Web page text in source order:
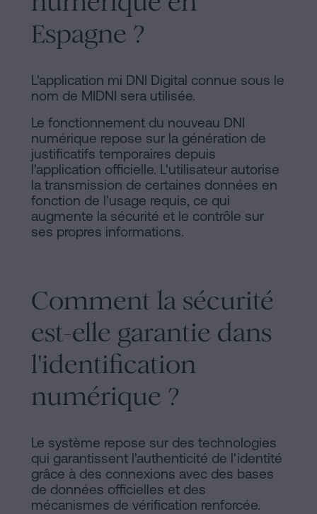
Espagne ?
L'application mi DNI Digital connue sous le
nom de MIDNI sera utilisée.
Le fonctionnement du nouveau DNI
numérique repose sur la génération de
justificatifs temporaires depuis
l'application officielle. L'utilisateur autorise
la transmission de certaines données en
fonction de l'usage requis, ce qui
augmente la sécurité et le contrôle sur
ses propres informations.
Comment la sécurité
est-elle garantie dans
l'identification
numérique ?
Le système repose sur des technologies
qui garantissent l'authenticité de l'identité
grâce à des connexions avec des bases
de données officielles et des
mécanismes de vérification renforcée.